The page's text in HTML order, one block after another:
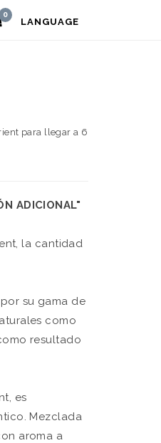
0
LANGUAGE
para llegar a 6
ADICIONAL"
la cantidad
su gama de
como
resultado
es
Mezclada
aroma a